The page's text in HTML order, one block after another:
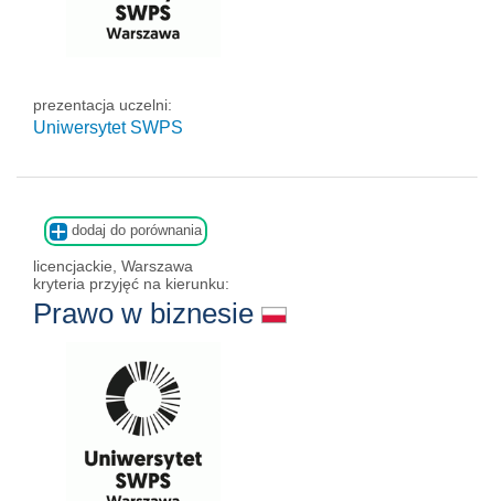
prezentacja uczelni:
Uniwersytet SWPS
dodaj do porównania
licencjackie, Warszawa
kryteria przyjęć na kierunku:
Prawo w biznesie